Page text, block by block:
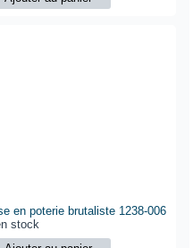
en poterie brutaliste 1238-006
stock